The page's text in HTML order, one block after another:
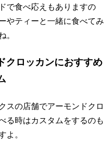
で食べ応えもありますの
やティーと一緒に食べてみ
。
クロッカンにおすすめ
スの店舗でアーモンドクロ
る時はカスタムをするのも
よ。